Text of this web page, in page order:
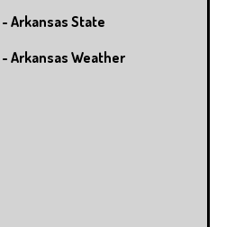
Arkansas State
Arkansas Weather